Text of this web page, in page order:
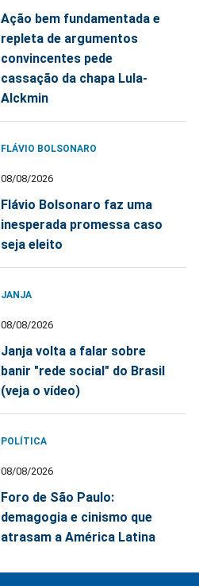
Ação bem fundamentada e
repleta de argumentos
convincentes pede
cassação da chapa Lula-
Alckmin
FLÁVIO BOLSONARO
08/08/2026
Flávio Bolsonaro faz uma
inesperada promessa caso
seja eleito
JANJA
08/08/2026
Janja volta a falar sobre
banir "rede social" do Brasil
(veja o vídeo)
POLÍTICA
08/08/2026
Foro de São Paulo:
demagogia e cinismo que
atrasam a América Latina